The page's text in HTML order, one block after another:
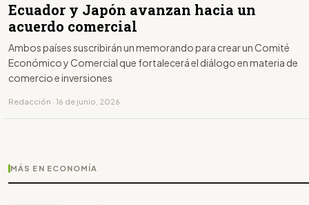
Ecuador y Japón avanzan hacia un
acuerdo comercial
Ambos países suscribirán un memorando para crear un Comité
Económico y Comercial que fortalecerá el diálogo en materia de
comercio e inversiones
Redacción · 16 de junio, 2026
MÁS EN ECONOMÍA